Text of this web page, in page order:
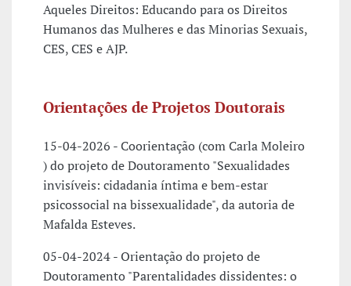
Aqueles Direitos: Educando para os Direitos
Humanos das Mulheres e das Minorias Sexuais,
CES, CES e AJP.
Orientações de Projetos Doutorais
15-04-2026 - Coorientação (com Carla Moleiro
) do projeto de Doutoramento "Sexualidades
invisíveis: cidadania íntima e bem-estar
psicossocial na bissexualidade", da autoria de
Mafalda Esteves.
05-04-2024 - Orientação do projeto de
Doutoramento "Parentalidades dissidentes: o